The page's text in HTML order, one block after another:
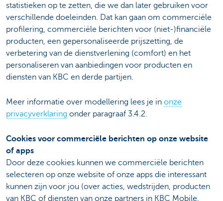
statistieken op te zetten, die we dan later gebruiken voor
verschillende doeleinden. Dat kan gaan om commerciële
profilering, commerciële berichten voor (niet-)financiële
producten, een gepersonaliseerde prijszetting, de
verbetering van de dienstverlening (comfort) en het
personaliseren van aanbiedingen voor producten en
diensten van KBC en derde partijen.
Meer informatie over modellering lees je in onze
privacyverklaring onder paragraaf 3.4.2.
Cookies voor commerciële berichten op onze website
of apps
Door deze cookies kunnen we commerciële berichten
selecteren op onze website of onze apps die interessant
kunnen zijn voor jou (over acties, wedstrijden, producten
van KBC of diensten van onze partners in KBC Mobile.